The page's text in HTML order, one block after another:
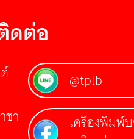
ดต่อ
า
@tplb
เครื่องพิมพ์